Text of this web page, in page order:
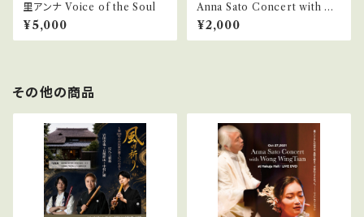
里アンナ Voice of the Soul
¥5,000
Anna Sato Concert with W
ong WingTsan at Hakuju H
all / LIVE DVD
¥2,000
その他の商品